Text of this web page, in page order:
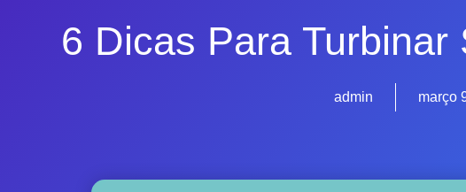
6 Dicas Para Turbinar
admin março